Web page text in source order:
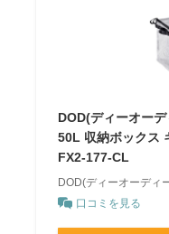
DOD(ディーオー
50L 収納ボックス
FX2-177-CL
DOD(ディーオーディ
口コミを見る